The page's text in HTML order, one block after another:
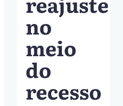
no
meio
do
recesso